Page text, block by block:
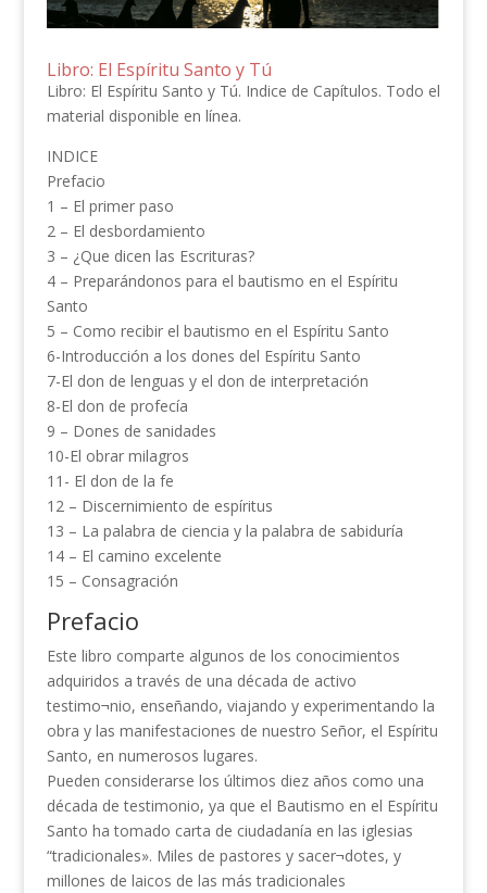
Libro: El Espíritu Santo y Tú
Libro: El Espíritu Santo y Tú. Indice de Capítulos. Todo el
material disponible en línea.
INDICE
Prefacio
1 – El primer paso
2 – El desbordamiento
3 – ¿Que dicen las Escrituras?
4 – Preparándonos para el bautismo en el Espíritu
Santo
5 – Como recibir el bautismo en el Espíritu Santo
6-Introducción a los dones del Espíritu Santo
7-El don de lenguas y el don de interpretación
8-El don de profecía
9 – Dones de sanidades
10-El obrar milagros
11- El don de la fe
12 – Discernimiento de espíritus
13 – La palabra de ciencia y la palabra de sabiduría
14 – El camino excelente
15 – Consagración
Prefacio
Este libro comparte algunos de los conocimientos
adquiridos a través de una década de activo
testimo¬nio, enseñando, viajando y experimentando la
obra y las manifestaciones de nuestro Señor, el Espíritu
Santo, en numerosos lugares.
Pueden considerarse los últimos diez años como una
década de testimonio, ya que el Bautismo en el Espíritu
Santo ha tomado carta de ciudadanía en las iglesias
“tradicionales». Miles de pastores y sacer¬dotes, y
millones de laicos de las más tradicionales